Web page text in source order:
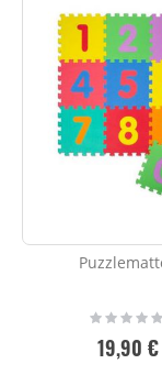
Rating:
19,90 €